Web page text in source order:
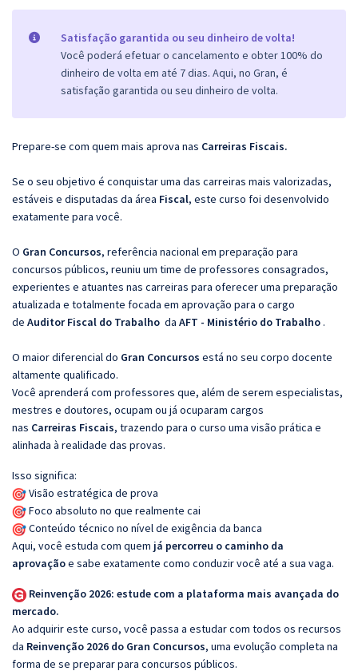
Satisfação garantida ou seu dinheiro de volta!
Você poderá efetuar o cancelamento e obter 100% do
dinheiro de volta em até 7 dias. Aqui, no Gran, é
satisfação garantida ou seu dinheiro de volta.
Prepare-se com quem mais aprova nas Carreiras Fiscais.
Se o seu objetivo é conquistar uma das carreiras mais valorizadas,
estáveis e disputadas da área Fiscal, este curso foi desenvolvido
exatamente para você.
O Gran Concursos, referência nacional em preparação para
concursos públicos, reuniu um time de professores consagrados,
experientes e atuantes nas carreiras para oferecer uma preparação
atualizada e totalmente focada em aprovação para o cargo
de Auditor Fiscal do Trabalho da AFT - Ministério do Trabalho .
O maior diferencial do Gran Concursos está no seu corpo docente
altamente qualificado.
Você aprenderá com professores que, além de serem especialistas,
mestres e doutores, ocupam ou já ocuparam cargos
nas Carreiras Fiscais, trazendo para o curso uma visão prática e
alinhada à realidade das provas.
Isso significa:
Visão estratégica de prova
Foco absoluto no que realmente cai
Conteúdo técnico no nível de exigência da banca
Aqui, você estuda com quem já percorreu o caminho da
aprovaçãoe sabe exatamente como conduzir você até a sua vaga.
Reinvenção 2026: estude com a plataforma mais avançada do
mercado.
Ao adquirir este curso, você passa a estudar com todos os recursos
da Reinvenção 2026 do Gran Concursos, uma evolução completa na
forma de se preparar para concursos públicos.